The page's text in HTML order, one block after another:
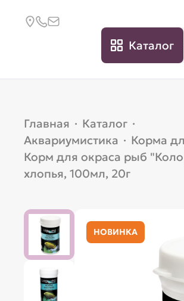
Каталог
Главная · Каталог ·
Аквариумистика · Корма
Корм для окраса рыб
хлопья, 100мл, 20г
НОВИНКА